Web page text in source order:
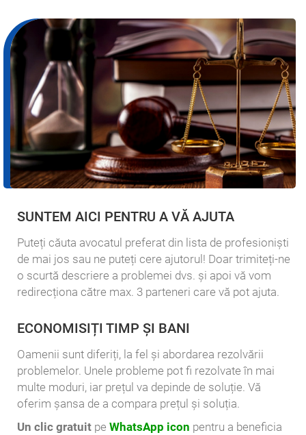
SUNTEM AICI PENTRU A VĂ AJUTA
Puteți căuta avocatul preferat din lista de profesioniști
de mai jos sau ne puteți cere ajutorul! Doar trimiteți-ne
o scurtă descriere a problemei dvs. și apoi vă vom
redirecționa către max. 3 parteneri care vă pot ajuta.
ECONOMISIȚI TIMP ȘI BANI
Oamenii sunt diferiți, la fel și abordarea rezolvării
problemelor. Unele probleme pot fi rezolvate în mai
multe moduri, iar prețul va depinde de soluție. Vă
oferim șansa de a compara prețul și soluția.
Un clic gratuit pe WhatsApp icon pentru a beneficia